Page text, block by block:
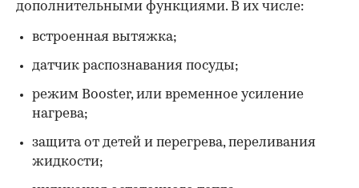
дополнительными функциями. В их числе:
встроенная вытяжка;
датчик распознавания посуды;
режим Booster, или временное усиление
нагрева;
защита от детей и перегрева, переливания
жидкости;